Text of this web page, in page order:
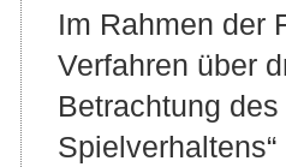
Im Rahmen der
Verfahren über
Betrachtung